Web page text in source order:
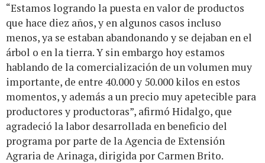
“Estamos logrando la puesta en valor de productos
que hace diez años, y en algunos casos incluso
menos, ya se estaban abandonando y se dejaban en el
árbol o en la tierra. Y sin embargo hoy estamos
hablando de la comercialización de un volumen muy
importante, de entre 40.000 y 50.000 kilos en estos
momentos, y además a un precio muy apetecible para
productores y productoras”, afirmó Hidalgo, que
agradeció la labor desarrollada en beneficio del
programa por parte de la Agencia de Extensión
Agraria de Arinaga, dirigida por Carmen Brito.